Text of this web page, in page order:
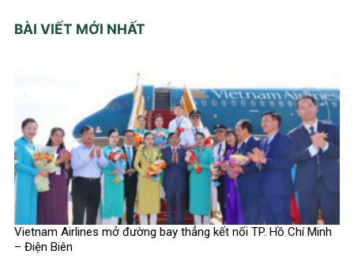
BÀI VIẾT MỚI NHẤT
Vietnam Airlines mở đường bay thẳng kết nối TP. Hồ Chí Minh
– Điện Biên